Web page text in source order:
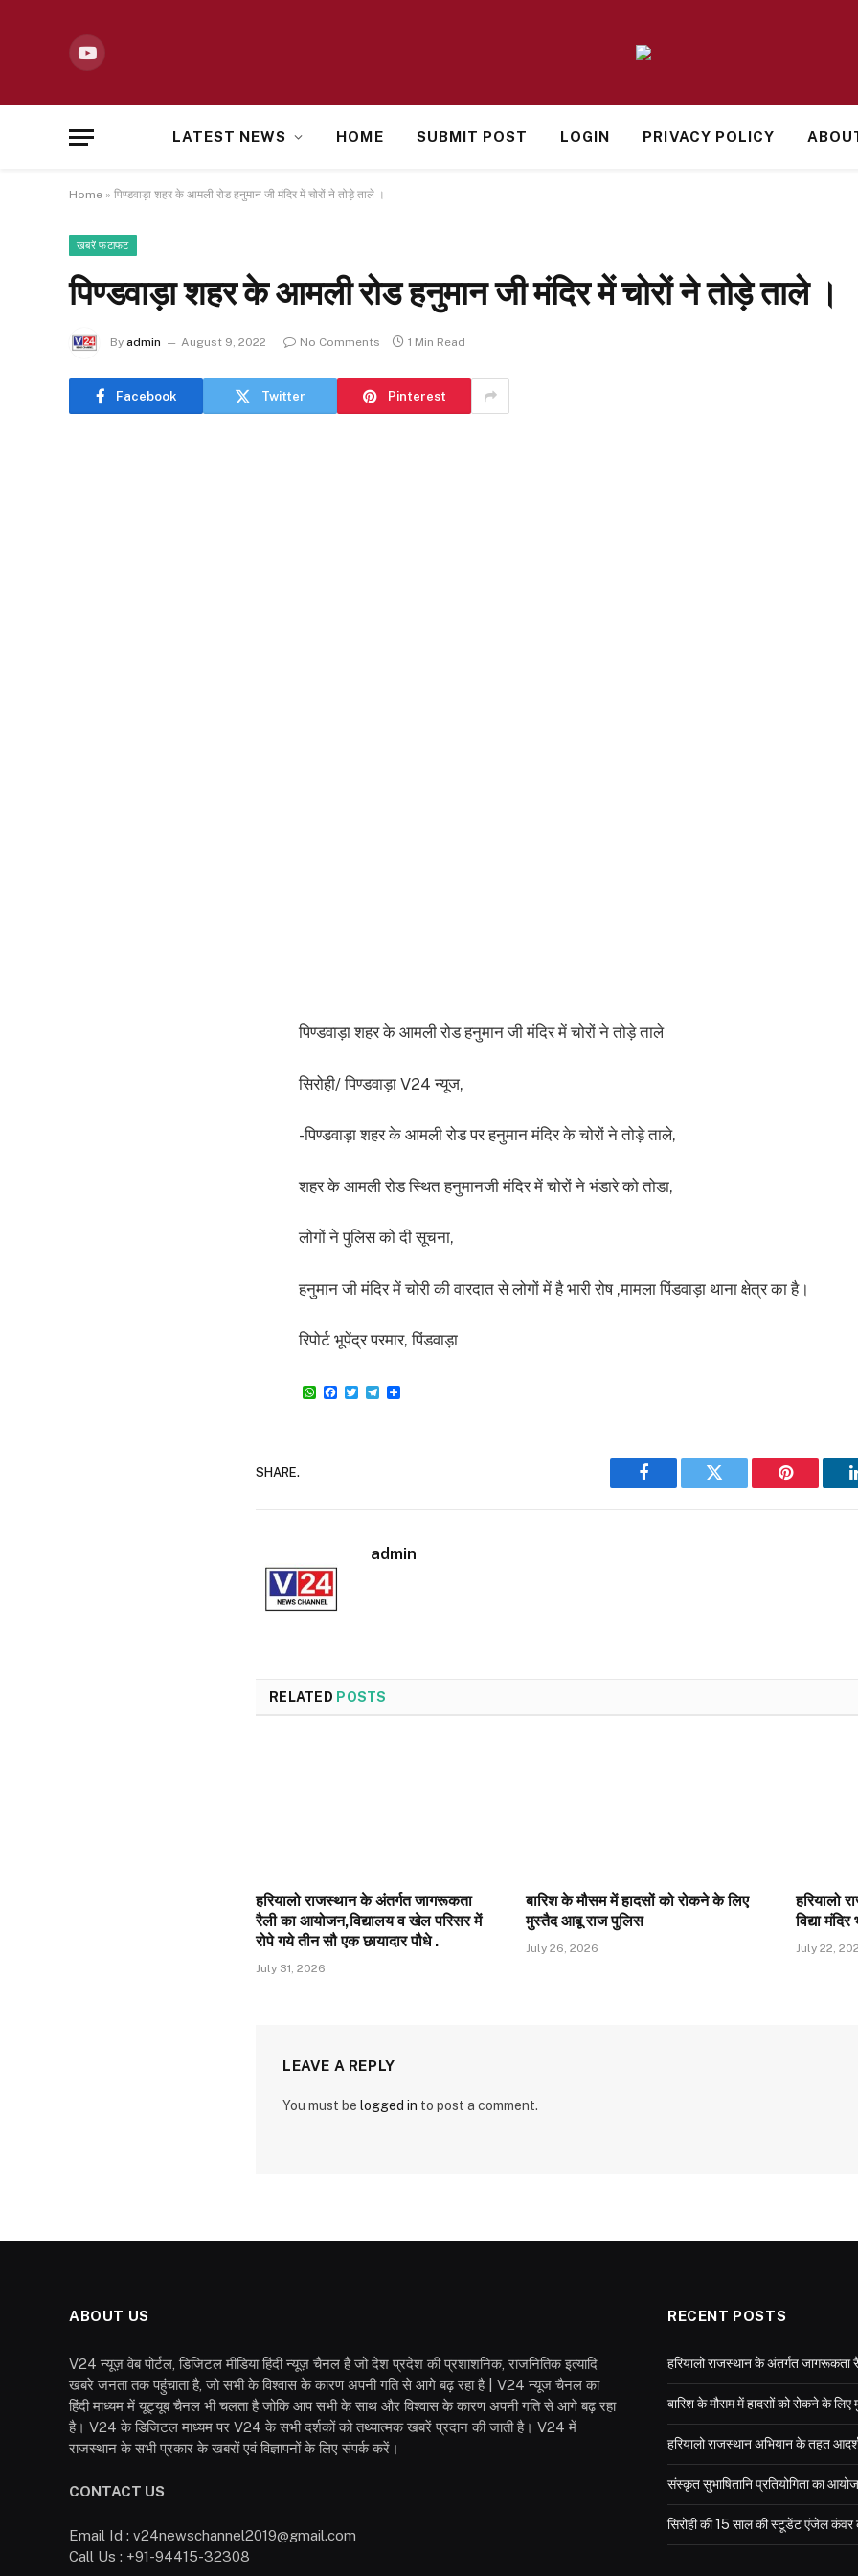
YouTube
LATEST NEWS HOME SUBMIT POST LOGIN PRIVACY POLICY
Home » पिण्डवाड़ा शहर के आमली रोड हनुमान जी मंदिर में चोरों ने तोड़े ताले ।
खबरें फटाफट
पिण्डवाड़ा शहर के आमली रोड हनुमान जी मंदिर में चोरों ने तोड़े ताले ।
By admin August 9, 2022 No Comments 1 Min Read
Facebook Twitter Pinterest
पिण्डवाड़ा शहर के आमली रोड हनुमान जी मंदिर में चोरों ने तोड़े ताले
सिरोही/ पिण्डवाड़ा V24 न्यूज,
-पिण्डवाड़ा शहर के आमली रोड पर हनुमान मंदिर के चोरों ने तोड़े ताले,
शहर के आमली रोड स्थित हनुमानजी मंदिर में चोरों ने भंडारे को तोडा,
लोगों ने पुलिस को दी सूचना,
हनुमान जी मंदिर में चोरी की वारदात से लोगों में है भारी रोष ,मामला पिंडवाड़ा थाना क्षेत्र का है।
रिपोर्ट भूपेंद्र परमार, पिंडवाड़ा
WhatsApp
Facebook
TwitterTelegram
SHARE.
Facebook Twitter Pinterest
admin
RELATED POSTS
हरियालो राजस्थान के अंतर्गत जागरूकता
रैली का आयोजन,विद्यालय व खेल परिसर में
रोपे गये तीन सौ एक छायादार पौधे .
July 31, 2026
बारिश के मौसम में हादसों को रोकने के लिए
मुस्तैद आबू राज पुलिस
July 26, 2026
हरियालो
विद्या
July 22,
LEAVE A REPLY
You must be logged in to post a comment.
ABOUT US
V24 न्यूज़ वेब पोर्टल, डिजिटल मीडिया हिंदी न्यूज़ चैनल है जो देश प्रदेश की प्रशाशनिक, राजनितिक इत्यादि
खबरे जनता तक पहुंचाता है, जो सभी के विश्वास के कारण अपनी गति से आगे बढ़ रहा है | V24 न्यूज चैनल का
हिंदी माध्यम में यूट्यूब चैनल भी चलता है जोकि आप सभी के साथ और विश्वास के कारण अपनी गति से आगे बढ़ रहा
है। V24 के डिजिटल माध्यम पर V24 के सभी दर्शकों को तथ्यात्मक खबरें प्रदान की जाती है। V24 में
राजस्थान के सभी प्रकार के खबरों एवं विज्ञापनों के लिए संपर्क करें।
CONTACT US
Email Id : v24newschannel2019@gmail.com
Call Us : +91-94415-32308
RECENT POSTS
हरियालो राजस्थान के अंतर्गत जागरूकता
बारिश के मौसम में हादसों को रोकने के
हरियालो राजस्थान अभियान के तहत आदर्श
संस्कृत सुभाषितानि प्रतियोगिता का
सिरोही की 15 साल की स्टूडेंट एंजेल